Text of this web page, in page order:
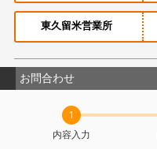
東久留米営業所
お問合わせ
1
内容入力